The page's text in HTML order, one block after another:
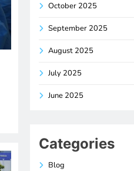
October 2025
September 2025
August 2025
July 2025
June 2025
Categories
Blog